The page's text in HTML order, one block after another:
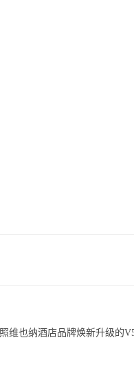
维也纳酒店品牌焕新升级的